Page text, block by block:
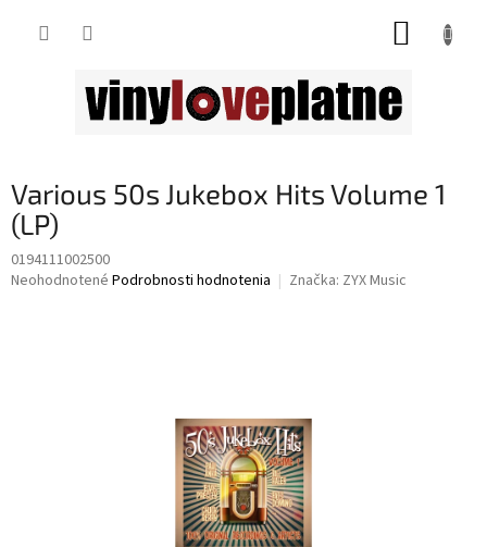
Various 50s Jukebox Hits Volume 1
(LP)
0194111002500
Priemerné
Neohodnotené Podrobnosti hodnotenia Značka: ZYX Music